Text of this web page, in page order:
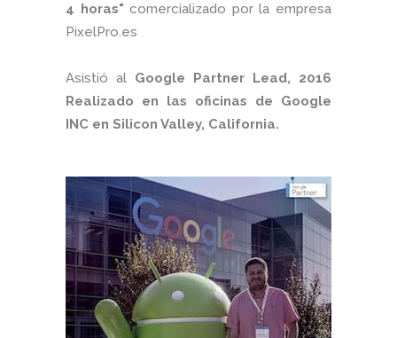
4 horas" comercializado por la empresa
PixelPro.es
Asistió al Google Partner Lead, 2016
Realizado en las oficinas de Google
INC en Silicon Valley, California.